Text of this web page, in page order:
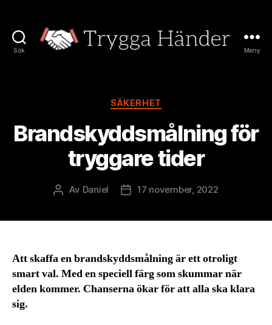
Sök Meny
Kategorier
SÄKERHET
Brandskyddsmålning för
tryggare tider
Inläggsförfattare
Av Daniel Inläggsdatum
17 november, 2022
Att skaffa en brandskyddsmålning är ett otroligt
smart val. Med en speciell färg som skummar när
elden kommer. Chanserna ökar för att alla ska klara
sig.